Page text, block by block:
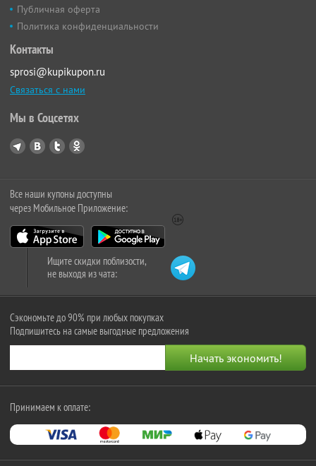
Публичная оферта
Политика конфиденциальности
Контакты
sprosi@kupikupon.ru
Связаться с нами
Мы в Соцсетях
Все наши купоны доступны
через Мобильное Приложение:
Ищите скидки поблизости,
не выходя из чата:
Сэкономьте до 90% при любых покупках
Подпишитесь на самые выгодные предложения
Принимаем к оплате: